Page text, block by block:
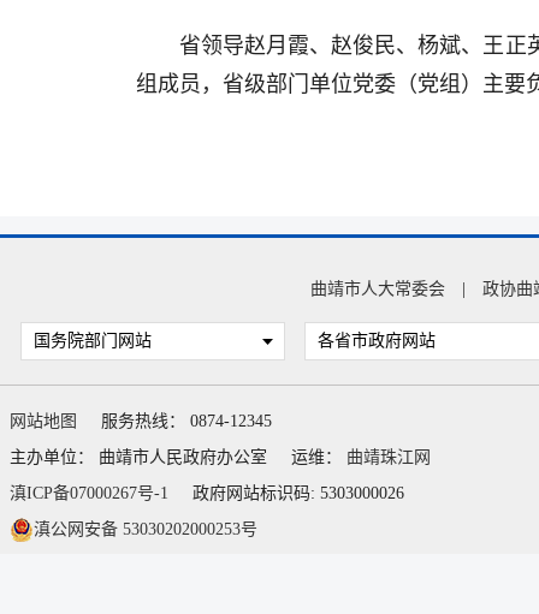
省领导赵月霞、赵俊民、杨斌、王正
组成员，省级部门单位党委（党组）主
曲靖市人大常委会 政协曲
国务院部门网站 各省市政府网站
网站地图
服务热线： 0874-12345
主办单位： 曲靖市人民政府办公室
运维： 曲靖珠江网
滇ICP备07000267号-1
政府网站标识码: 5303000026
滇公网安备 53030202000253号